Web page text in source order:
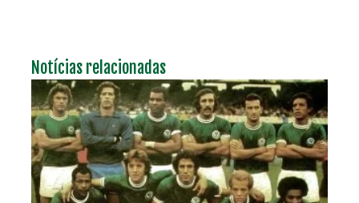
Notícias relacionadas